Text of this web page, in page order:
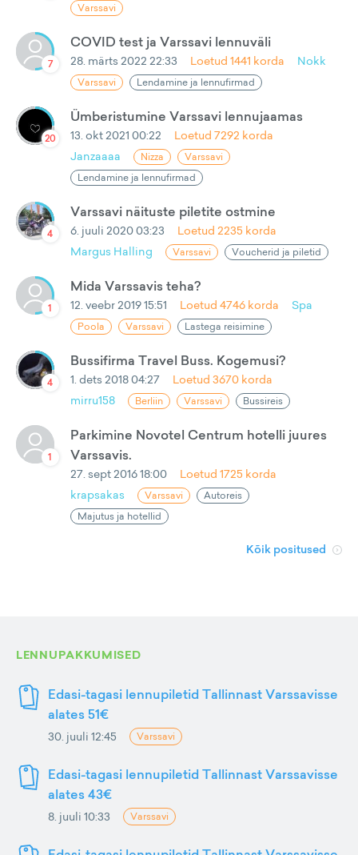
Varssavi
7
COVID test ja Varssavi lennuväli
28. märts 2022 22:33 Loetud 1441 korda Nokk
Varssavi Lendamine ja lennufirmad
20
Ümberistumine Varssavi lennujaamas
13. okt 2021 00:22 Loetud 7292 korda
Janzaaaa
Nizza
Varssavi
Lendamine ja lennufirmad
4
Varssavi näituste piletite ostmine
6. juuli 2020 03:23 Loetud 2235 korda
Margus Halling
Varssavi Voucherid ja piletid
1
Mida Varssavis teha?
12. veebr 2019 15:51 Loetud 4746 korda Spa
Poola Varssavi Lastega reisimine
4
Bussifirma Travel Buss. Kogemusi?
1. dets 2018 04:27 Loetud 3670 korda
mirru158
Berliin Varssavi Bussireis
1
Parkimine Novotel Centrum hotelli juures
Varssavis.
27. sept 2016 18:00 Loetud 1725 korda
krapsakas
Varssavi
Autoreis
Majutus ja hotellid
Kõik positused
LENNUPAKKUMISED
Edasi-tagasi lennupiletid Tallinnast Varssavisse
alates 51€
30. juuli 12:45 Varssavi
Edasi-tagasi lennupiletid Tallinnast Varssavisse
alates 43€
8. juuli 10:33 Varssavi